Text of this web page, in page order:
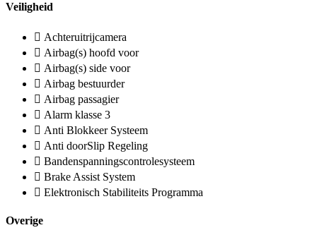
Veiligheid
Achteruitrijcamera
Airbag(s) hoofd voor
Airbag(s) side voor
Airbag bestuurder
Airbag passagier
Alarm klasse 3
Anti Blokkeer Systeem
Anti doorSlip Regeling
Bandenspanningscontrolesysteem
Brake Assist System
Elektronisch Stabiliteits Programma
Overige